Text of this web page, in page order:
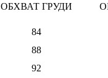
ОБХВАТ ГРУДИ
84
88
92